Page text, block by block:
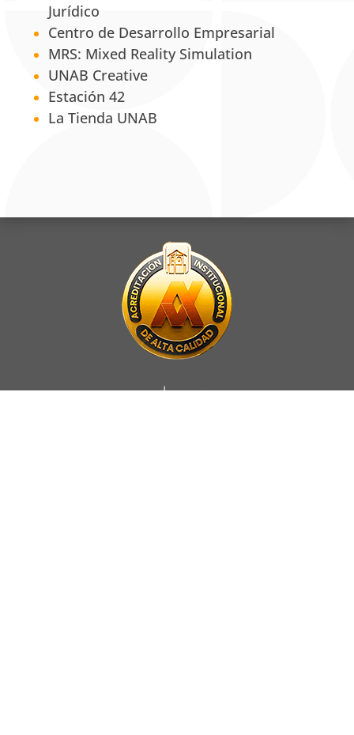
Jurídico
Centro de Desarrollo Empresarial
MRS: Mixed Reality Simulation
UNAB Creative
Estación 42
La Tienda UNAB